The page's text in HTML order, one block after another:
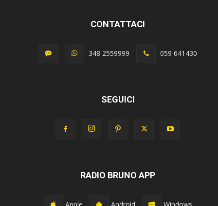
CONTATTACI
348 2559999 059 641430
SEGUICI
RADIO BRUNO APP